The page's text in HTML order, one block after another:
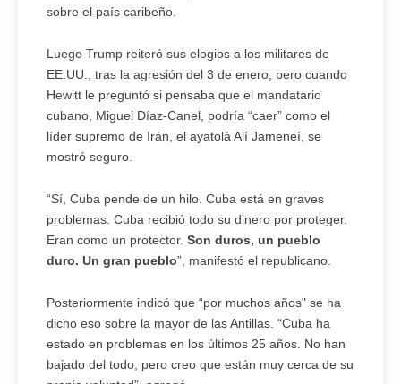
sobre el país caribeño.
Luego Trump reiteró sus elogios a los militares de
EE.UU., tras la agresión del 3 de enero, pero cuando
Hewitt le preguntó si pensaba que el mandatario
cubano, Miguel Díaz-Canel, podría “caer” como el
líder supremo de Irán, el ayatolá Alí Jameneí, se
mostró seguro.
“Sí, Cuba pende de un hilo. Cuba está en graves
problemas. Cuba recibió todo su dinero por proteger.
Eran como un protector. Son duros, un pueblo
duro. Un gran pueblo”, manifestó el republicano.
Posteriormente indicó que “por muchos años" se ha
dicho eso sobre la mayor de las Antillas. “Cuba ha
estado en problemas en los últimos 25 años. No han
bajado del todo, pero creo que están muy cerca de su